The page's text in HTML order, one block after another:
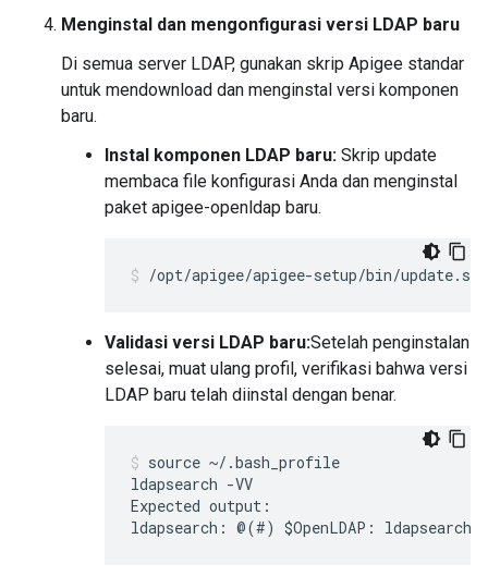
Menginstal dan mengonfigurasi versi LDAP baru
Di semua server LDAP, gunakan skrip Apigee standar
untuk mendownload dan menginstal versi komponen
baru.
Instal komponen LDAP baru: Skrip update
membaca file konfigurasi Anda dan menginstal
paket apigee-openldap baru.
/opt/apigee/apigee-setup/bin/
Validasi versi LDAP baru:Setelah penginstalan
selesai, muat ulang profil, verifikasi bahwa versi
LDAP baru telah diinstal dengan benar.
source ~/.bash_profile
ldapsearch -VV
Expected output:
ldapsearch: @(#) $OpenLDAP: ldapsearch